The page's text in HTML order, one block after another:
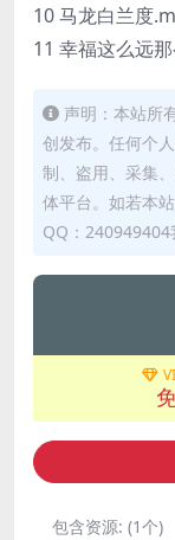
10 马龙白兰度
11 幸福这么远
声明：本站所
创发布。任何个
制、盗用、采集
体平台。如若本
QQ：240949404
包含资源: (1个)